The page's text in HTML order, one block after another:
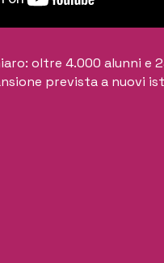
oltre 4.000 alunni e
prevista a nuovi